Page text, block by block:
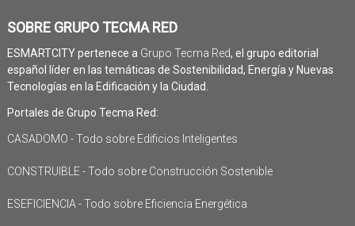
SOBRE GRUPO TECMA RED
ESMARTCITY pertenece a Grupo Tecma Red, el grupo editorial
español líder en las temáticas de Sostenibilidad, Energía y Nuevas
Tecnologías en la Edificación y la Ciudad.
Portales de Grupo Tecma Red:
CASADOMO - Todo sobre Edificios Inteligentes
CONSTRUIBLE - Todo sobre Construcción Sostenible
ESEFICIENCIA - Todo sobre Eficiencia Energética